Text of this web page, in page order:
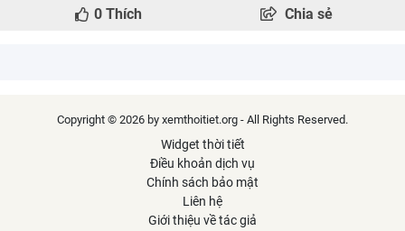
0 Thích Chia sẻ
Copyright © 2026 by xemthoitiet.org - All Rights Reserved.
Widget thời tiết
Điều khoản dịch vụ
Chính sách bảo mật
Liên hệ
Giới thiệu về tác giả